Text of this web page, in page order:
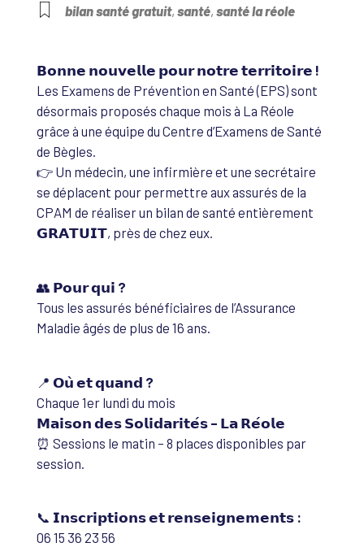
bilan santé gratuit, santé, santé la réole
𝗕𝗼𝗻𝗻𝗲 𝗻𝗼𝘂𝘃𝗲𝗹𝗹𝗲 𝗽𝗼𝘂𝗿 𝗻𝗼𝘁𝗿𝗲 𝘁𝗲𝗿𝗿𝗶𝘁𝗼𝗶𝗿𝗲 !
Les Examens de Prévention en Santé (EPS) sont
désormais proposés chaque mois à La Réole
grâce à une équipe du Centre d’Examens de Santé
de Bègles.
👉 Un médecin, une infirmière et une secrétaire
se déplacent pour permettre aux assurés de la
CPAM de réaliser un bilan de santé entièrement
𝗚𝗥𝗔𝗧𝗨𝗜𝗧, près de chez eux.
👥 𝗣𝗼𝘂𝗿 𝗾𝘂𝗶 ?
Tous les assurés bénéficiaires de l’Assurance
Maladie âgés de plus de 16 ans.
📍 𝗢𝘂̀ 𝗲𝘁 𝗾𝘂𝗮𝗻𝗱 ?
Chaque 1er lundi du mois
𝗠𝗮𝗶𝘀𝗼𝗻 𝗱𝗲𝘀 𝗦𝗼𝗹𝗶𝗱𝗮𝗿𝗶𝘁𝗲́𝘀 – 𝗟𝗮 𝗥𝗲́𝗼𝗹𝗲
⏰ Sessions le matin – 8 places disponibles par
session.
📞 𝗜𝗻𝘀𝗰𝗿𝗶𝗽𝘁𝗶𝗼𝗻𝘀 𝗲𝘁 𝗿𝗲𝗻𝘀𝗲𝗶𝗴𝗻𝗲𝗺𝗲𝗻𝘁𝘀 :
06 15 36 23 56